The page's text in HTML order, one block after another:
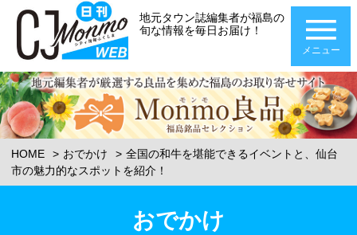
地元タウン誌編集者が福島の
旬な情報を毎日お届け！
メニュー
HOME おでかけ
全国の和牛を堪能できるイベントと、仙台
市の魅力的なスポットを紹介！
おでかけ